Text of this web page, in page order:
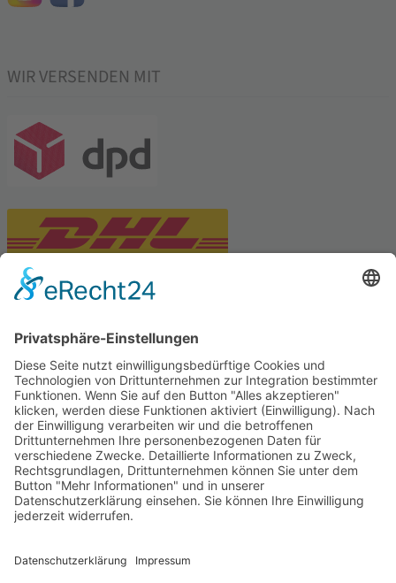
WIR VERSENDEN MIT
Tekal – Textile Lebensqualität
Exklusive moderne & Orientteppiche
Feuerwerk XXL
Pyrotechnik online bestellen
© Stadtmühle Waldenbuch 2026
und Mühlenprodukte ·
Cookie-Einstellungen